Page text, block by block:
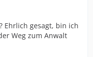
Ehrlich gesagt, bin ich
Weg zum Anwalt